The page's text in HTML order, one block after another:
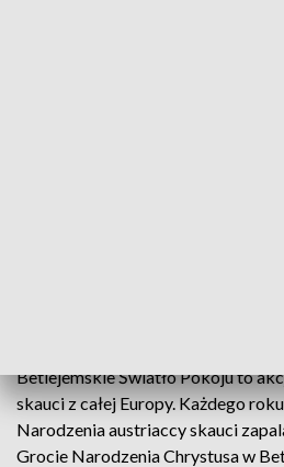
Betlejemskie Światło Pokoju to
skauci z całej Europy. Każdego
Narodzenia austriaccy skauci
Grocie Narodzenia Chrystusa w